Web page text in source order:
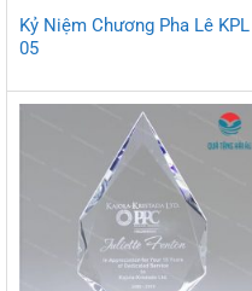
Kỷ Niệm Chương Pha Lê KPL
05